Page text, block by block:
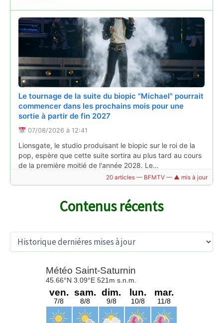
Burger King sur sa commune, à proximité d'une voie
verte. Il craint des problèmes de pollution et de
circulation.
Lire la suite →
"On en vend une centaine par jour", la ruée chez
les opticiens pour des lunettes adaptées avant
l'éclipse solaire totale
dans les boutiques opticiennes de Clermont-Ferrand,
c'est la ruée pour s'équiper de lunettes spécialisées.
Le tournage de la suite du biopic "Michael" pourrait
commencer dans les prochains mois pour une
sortie à partir de fin 2027
07/08/2026 à 12:41
Lionsgate, le studio produisant le biopic sur le roi de la
pop, espère que cette suite sortira au plus tard au cours
de la première moitié de l'année 2028. Le…
Clash entre Marine Tondelier et Elon Musk: la
stratégie "Make Europe great again" du milliardaire
au cœur de la campagne électorale pour la
présidentielle?
07/08/2026 à 12:27
20 articles — BFMTV — ▲ mis à jour
Contenus récents